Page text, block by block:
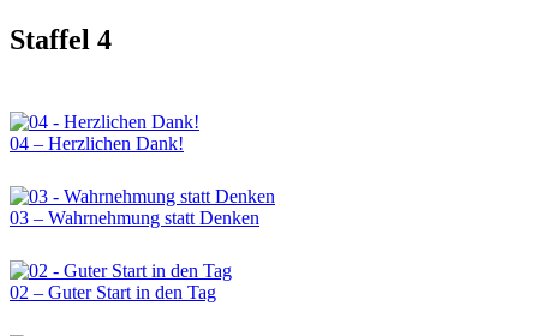
Staffel 4
04 – Herzlichen Dank!
03 – Wahrnehmung statt Denken
02 – Guter Start in den Tag